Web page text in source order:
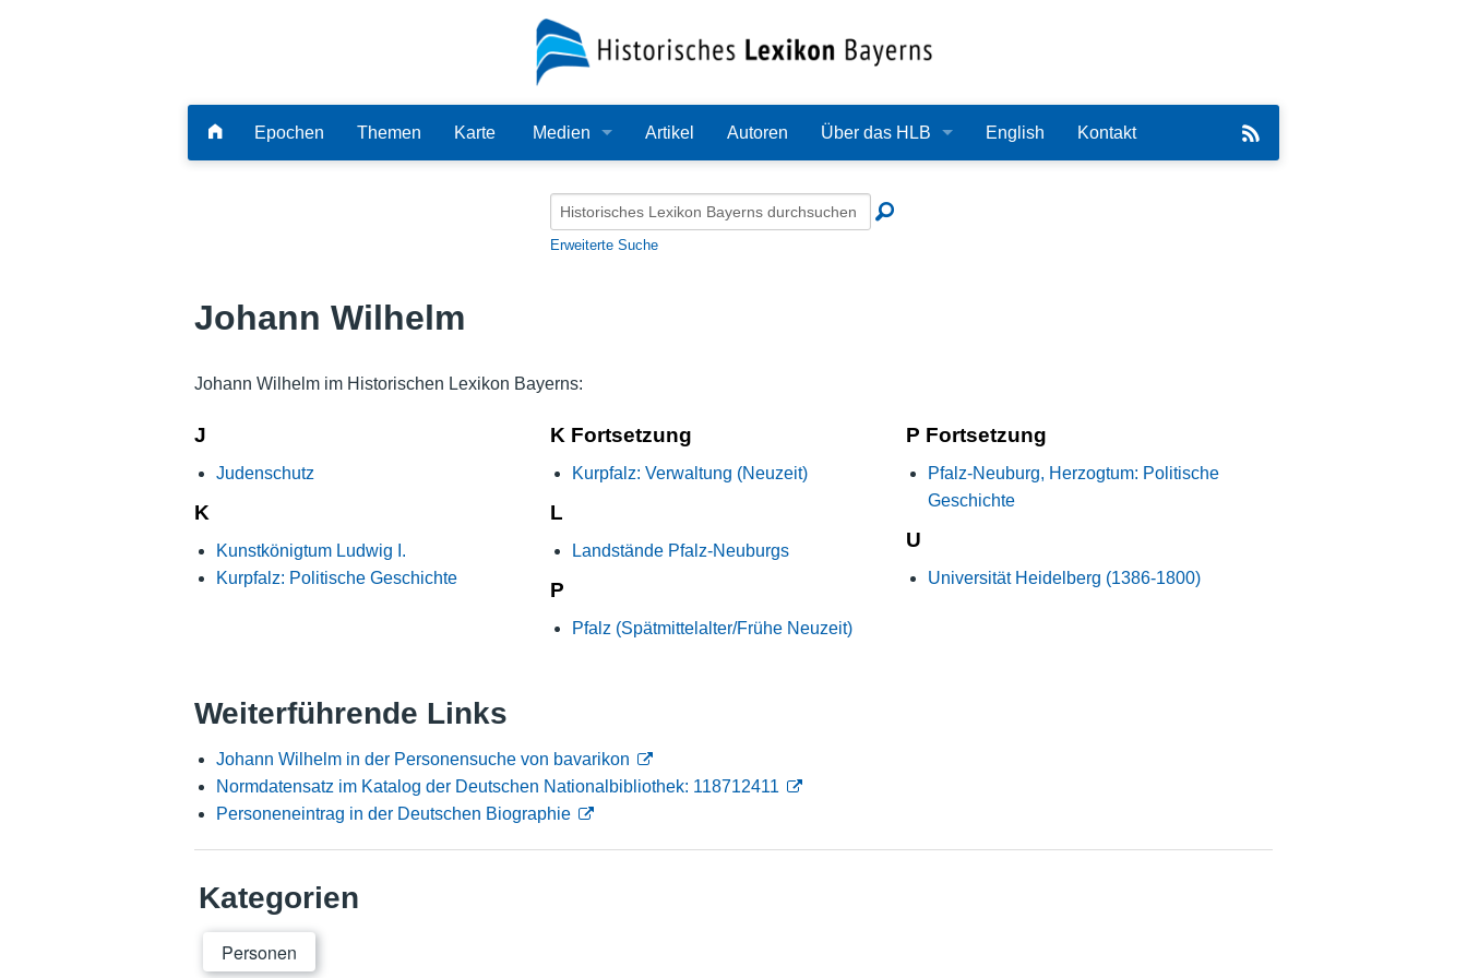
Epochen Themen Karte Medien
Audio
Alle Dateien
Artikel Autoren Über das HLB
Redaktion
Zehn Jahre HLB
Häufige Fragen
English Kontakt
Erweiterte Suche
Johann Wilhelm
Johann Wilhelm im Historischen Lexikon Bayerns:
J
Judenschutz
K
Kunstkönigtum Ludwig I.
Kurpfalz: Politische Geschichte
K Fortsetzung
Kurpfalz: Verwaltung (Neuzeit)
L
Landstände Pfalz-Neuburgs
P
Pfalz (Spätmittelalter/Frühe Neuzeit)
P Fortsetzung
Pfalz-Neuburg, Herzogtum: Politische
Geschichte
U
Universität Heidelberg (1386-1800)
Weiterführende Links
Johann Wilhelm in der Personensuche von bavarikon
Normdatensatz im Katalog der Deutschen Nationalbibliothek: 118712411
Personeneintrag in der Deutschen Biographie
Kategorien
Personen